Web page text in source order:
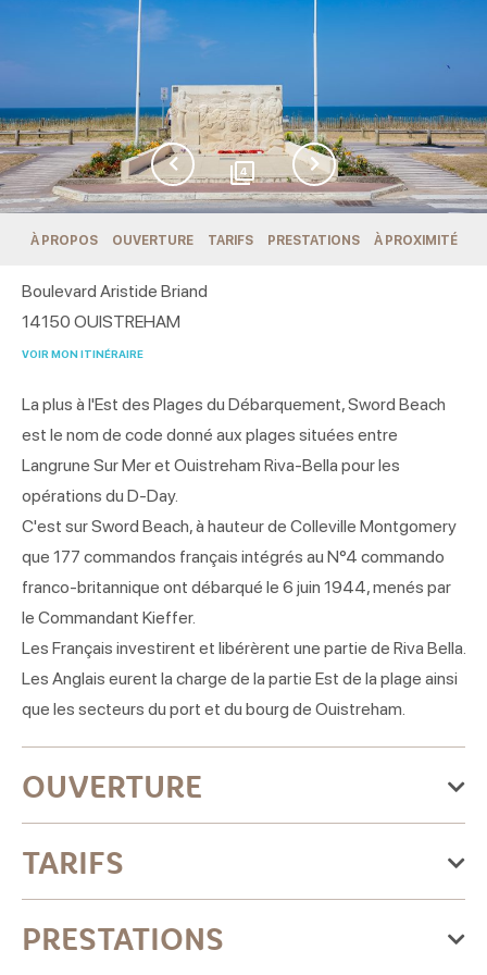
4
À PROPOS OUVERTURE TARIFS PRESTATIONS À PROXIMITÉ
Boulevard Aristide Briand
14150 OUISTREHAM
VOIR MON ITINÉRAIRE
La plus à l'Est des Plages du Débarquement, Sword Beach
est le nom de code donné aux plages situées entre
Langrune Sur Mer et Ouistreham Riva-Bella pour les
opérations du D-Day.
C'est sur Sword Beach, à hauteur de Colleville Montgomery
que 177 commandos français intégrés au N°4 commando
franco-britannique ont débarqué le 6 juin 1944, menés par
le Commandant Kieffer.
Les Français investirent et libérèrent une partie de Riva Bella.
Les Anglais eurent la charge de la partie Est de la plage ainsi
que les secteurs du port et du bourg de Ouistreham.
OUVERTURE
au jeudi 31 décembre 2026
TARIFS
PRESTATIONS